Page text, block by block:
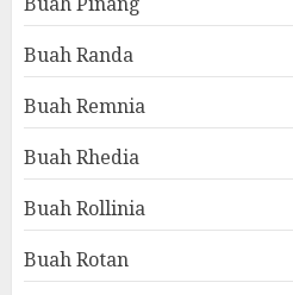
Buah Randa
Buah Remnia
Buah Rhedia
Buah Rollinia
Buah Rotan